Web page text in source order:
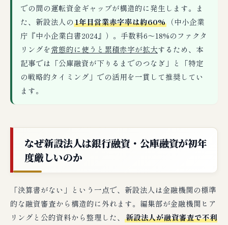
での間の運転資金ギャップが構造的に発生します。ま
た、新設法人の1年目営業赤字率は約60% （中小企業
庁『中小企業白書2024』）。手数料6〜18%のファクタ
リングを常態的に使うと累積赤字が拡大するため、本
記事では「公庫融資が下りるまでのつなぎ」と「特定
の戦略的タイミング」での活用を一貫して推奨してい
ます。
なぜ新設法人は銀行融資・公庫融資が初年
度厳しいのか
「決算書がない」という一点で、新設法人は金融機関の標準
的な融資審査から構造的に外れます。編集部が金融機関ヒア
リングと公的資料から整理した、 新設法人が融資審査で不利